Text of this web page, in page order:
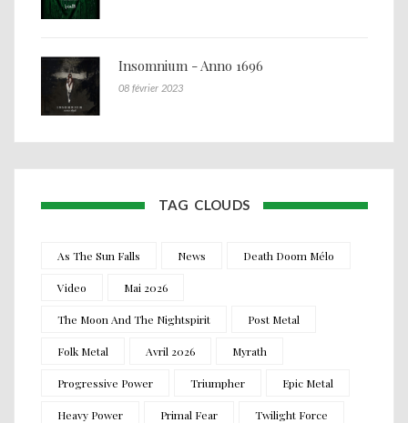
Insomnium - Anno 1696
08 février 2023
TAG CLOUDS
As The Sun Falls News Death Doom Mélo
Video Mai 2026
The Moon And The Nightspirit Post Metal
Folk Metal Avril 2026 Myrath
Progressive Power Triumpher Epic Metal
Heavy Power Primal Fear Twilight Force